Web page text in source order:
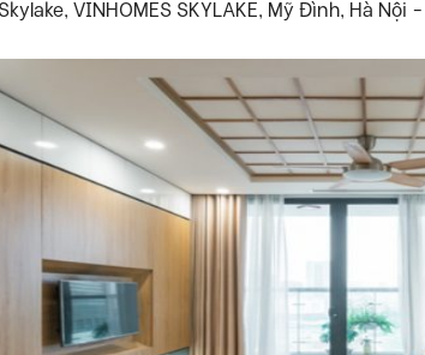
VINHOMES SKYLAKE, Mỹ Đình, Hà